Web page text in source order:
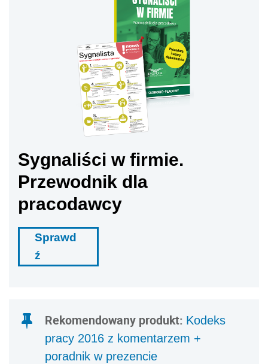
Sygnaliści w firmie.
Przewodnik dla
pracodawcy
Sprawd
ź
Rekomendowany produkt: Kodeks
pracy 2016 z komentarzem +
poradnik w prezencie